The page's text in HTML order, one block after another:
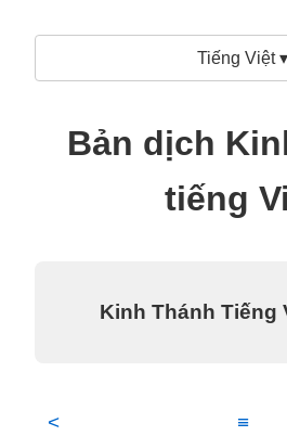
Tiếng Việt ▾
Bản dịch
tiếng
Kinh Thánh Tiếng
< ≡